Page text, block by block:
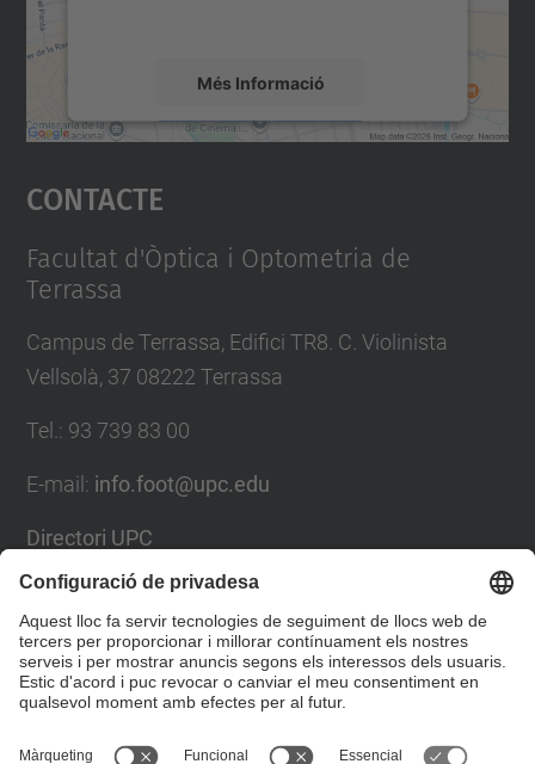
Més Informació
Accepta
powered by
Contacte
Facultat d'Òptica i Optometria de
Terrassa
Campus de Terrassa, Edifici TR8. C. Violinista
Vellsolà, 37 08222 Terrassa
Tel. : 93 739 83 00
E-mail : info.foot@upc.edu
Directori UPC
Formulari de contacte
Llista Xarxes Socials